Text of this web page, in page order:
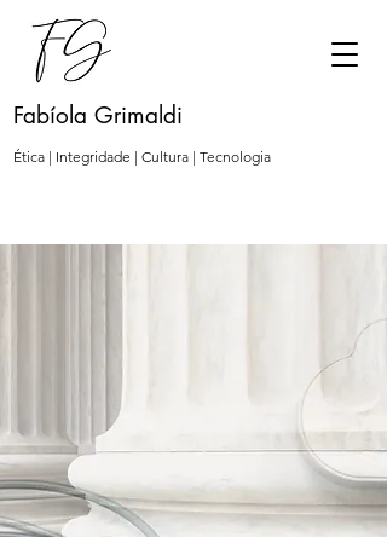
Fabíola Grimaldi
Ética | Integridade | Cultura | Tecnologia